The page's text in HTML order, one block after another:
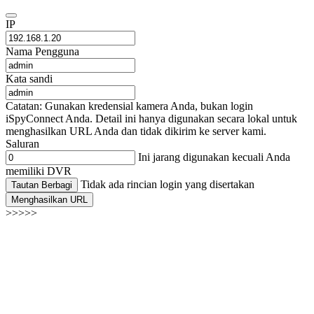
IP
Nama Pengguna
Kata sandi
Catatan: Gunakan kredensial kamera Anda, bukan login
iSpyConnect Anda. Detail ini hanya digunakan secara lokal untuk
menghasilkan URL Anda dan tidak dikirim ke server kami.
Saluran
Ini jarang digunakan kecuali Anda
memiliki DVR
Tautan Berbagi Tidak ada rincian login yang disertakan
Menghasilkan URL
>>>>>